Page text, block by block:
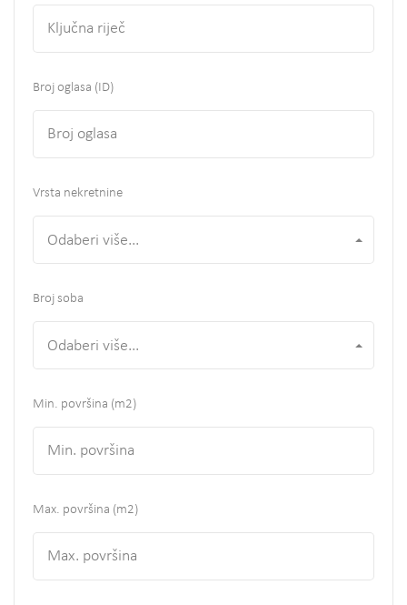
Broj oglasa (ID)
Vrsta nekretnine
Odaberi više...
Broj soba
Odaberi više...
Min. površina (m2)
Max. površina (m2)